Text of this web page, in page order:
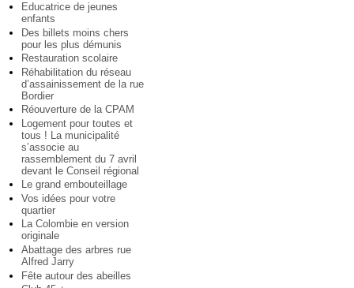
Educatrice de jeunes
enfants
Des billets moins chers
pour les plus démunis
Restauration scolaire
Réhabilitation du réseau
d’assainissement de la rue
Bordier
Réouverture de la CPAM
Logement pour toutes et
tous ! La municipalité
s’associe au
rassemblement du 7 avril
devant le Conseil régional
Le grand embouteillage
Vos idées pour votre
quartier
La Colombie en version
originale
Abattage des arbres rue
Alfred Jarry
Fête autour des abeilles